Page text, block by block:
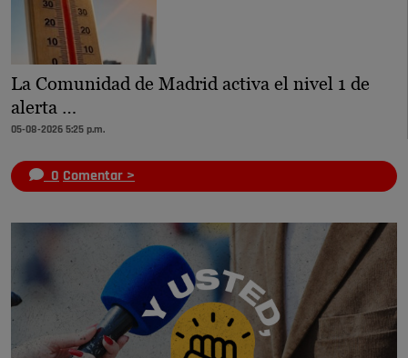
La Comunidad de Madrid activa el nivel 1 de
alerta …
05-08-2026 5:25 p.m.
0 Comentar >